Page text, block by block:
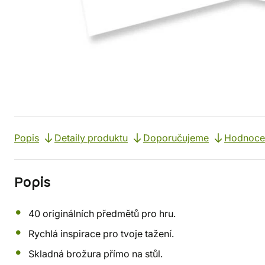
Popis Detaily produktu Doporučujeme
Popis
40 originálních předmětů pro hru.
Rychlá inspirace pro tvoje tažení.
Skladná brožura přímo na stůl.